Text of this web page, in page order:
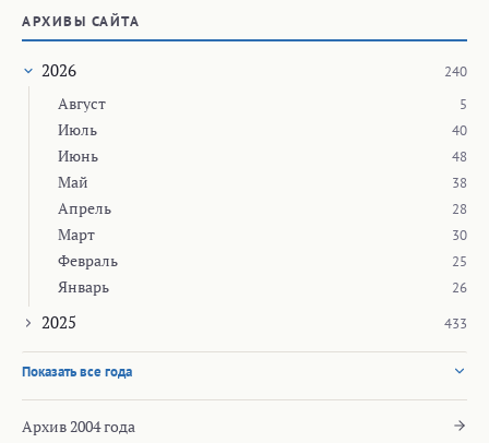
АРХИВЫ САЙТА
2026 240
Август 5
Июль 40
Июнь 48
Май 38
Апрель 28
Март 30
Февраль 25
Январь 26
2025 433
Показать все года
Архив 2004 года